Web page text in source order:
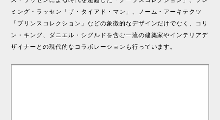
ミング・ラッセン「ザ・タイアド・マン」、ノーム・アーキテクツ
「プリンスコレクション」などの象徴的なデザインだけでなく、コリ
ン・キング、ダニエル・シグルドを含む一流の建築家やインテリアデ
ザイナーとの現代的なコラボレーションも行っています。